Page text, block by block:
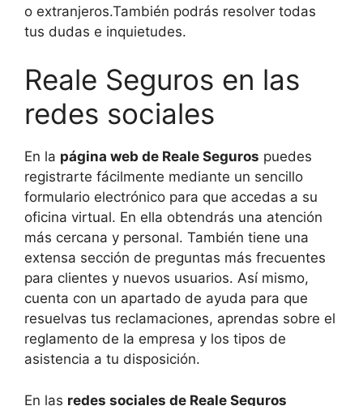
o extranjeros.También podrás resolver todas
tus dudas e inquietudes.
Reale Seguros en las
redes sociales
En la página web de Reale Seguros puedes
registrarte fácilmente mediante un sencillo
formulario electrónico para que accedas a su
oficina virtual. En ella obtendrás una atención
más cercana y personal. También tiene una
extensa sección de preguntas más frecuentes
para clientes y nuevos usuarios. Así mismo,
cuenta con un apartado de ayuda para que
resuelvas tus reclamaciones, aprendas sobre el
reglamento de la empresa y los tipos de
asistencia a tu disposición.
En las redes sociales de Reale Seguros